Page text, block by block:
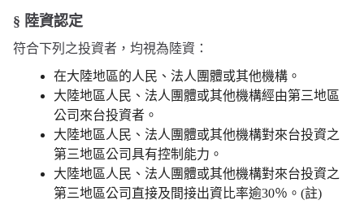
§ 陸資認定
符合下列之投資者，均視為陸資：
在大陸地區的人民、法人團體或其他機構。
大陸地區人民、法人團體或其他機構經由第三地區
公司來台投資者。
大陸地區人民、法人團體或其他機構對來台投資之
第三地區公司具有控制能力。
大陸地區人民、法人團體或其他機構對來台投資之
第三地區公司直接及間接出資比率逾30％。(註)